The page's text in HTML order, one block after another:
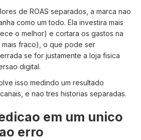
de ROAS separados, a marca nao
como um todo. Ela investira mais
o melhor) e cortara os gastos na
fraco), o que pode ser
se for justamente a loja fisica
digital.
isso medindo um resultado
e nao tres historias separadas.
em um unico
erro